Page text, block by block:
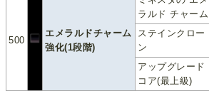
500
エメラルドチャーム
強化(1段階)
ラルド チャーム
ステインクロー
ン
アップグレード
コア(最上級)